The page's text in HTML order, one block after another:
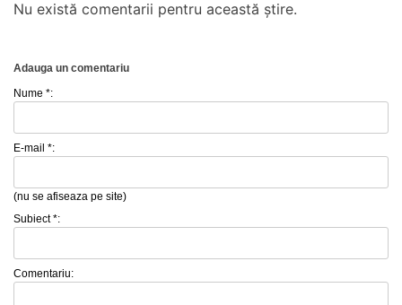
Nu există comentarii pentru această știre.
Adauga un comentariu
Nume *:
E-mail *:
(nu se afiseaza pe site)
Subiect *:
Comentariu: